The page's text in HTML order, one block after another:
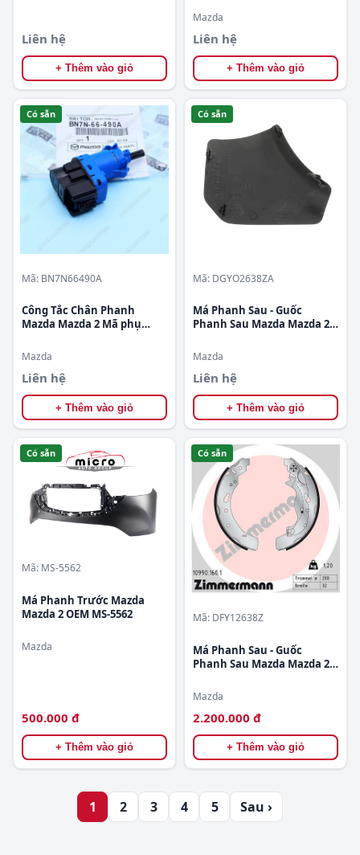
Liên hệ
+ Thêm vào giỏ
Mazda
Liên hệ
+ Thêm vào giỏ
Có sẵn
Mã: BN7N66490A
Công Tắc Chân Phanh
Mazda Mazda 2 Mã phụ
Mazda
Liên hệ
+ Thêm vào giỏ
Có sẵn
Mã: DGYO2638ZA
Má Phanh Sau - Guốc
Phanh Sau Mazda Mazda 2
Mazda
Liên hệ
+ Thêm vào giỏ
Có sẵn
Mã: MS-5562
Má Phanh Trước Mazda
Mazda 2 OEM MS-5562
Mazda
500.000 đ
+ Thêm vào giỏ
Có sẵn
Mã: DFY12638Z
Má Phanh Sau - Guốc
Phanh Sau Mazda Mazda 2
Mazda
2.200.000 đ
+ Thêm vào giỏ
1 2 3 4 5 Sau ›